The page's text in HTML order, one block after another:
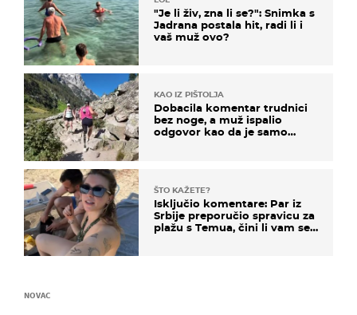
"Je li živ, zna li se?": Snimka s
Jadrana postala hit, radi li i
vaš muž ovo?
KAO IZ PIŠTOLJA
Dobacila komentar trudnici
bez noge, a muž ispalio
odgovor kao da je samo
ŠTO KAŽETE?
Isključio komentare: Par iz
Srbije preporučio spravicu za
plažu s Temua, čini li vam se
NOVAC